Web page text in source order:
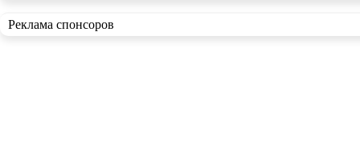
Реклама спонсоров